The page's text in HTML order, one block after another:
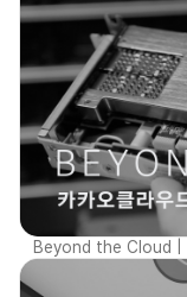
Beyond the Cloud |